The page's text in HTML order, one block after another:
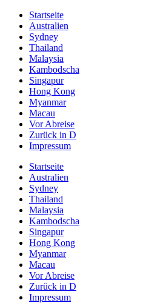
Startseite
Australien
Sydney
Thailand
Malaysia
Kambodscha
Singapur
Hong Kong
Myanmar
Macau
Vor Abreise
Zurück in D
Impressum
Startseite
Australien
Sydney
Thailand
Malaysia
Kambodscha
Singapur
Hong Kong
Myanmar
Macau
Vor Abreise
Zurück in D
Impressum